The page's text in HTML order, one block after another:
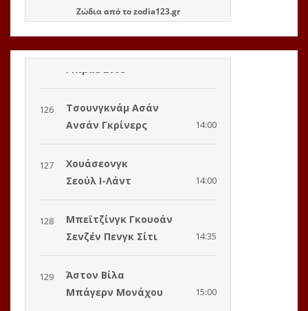
Ζώδιααπό τοzodia123.gr